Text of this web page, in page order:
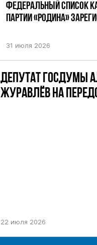
ФЕДЕРАЛЬНЫЙ СПИСОК
ПАРТИИ «РОДИНА»
31 июля 2026
ДЕПУТАТ ГОСДУМЫ
ЖУРАВЛЁВ НА
22 июля 2026